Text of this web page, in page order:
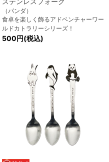
（パンダ）
食卓を楽しく飾るアドベンチャーワー
ルドカトラリーシリーズ！
500円(税込)